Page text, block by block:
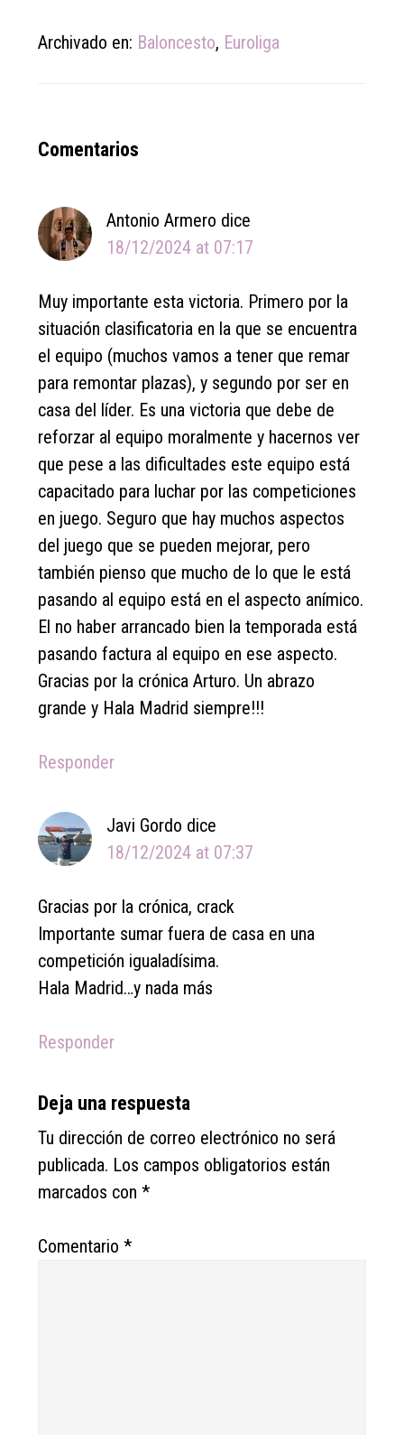
Archivado en: Baloncesto, Euroliga
Reader
Comentarios
Antonio Armero dice
18/12/2024 at 07:17
Muy importante esta victoria. Primero por la
situación clasificatoria en la que se encuentra
el equipo (muchos vamos a tener que remar
para remontar plazas), y segundo por ser en
casa del líder. Es una victoria que debe de
reforzar al equipo moralmente y hacernos ver
que pese a las dificultades este equipo está
capacitado para luchar por las competiciones
en juego. Seguro que hay muchos aspectos
del juego que se pueden mejorar, pero
también pienso que mucho de lo que le está
pasando al equipo está en el aspecto anímico.
El no haber arrancado bien la temporada está
pasando factura al equipo en ese aspecto.
Gracias por la crónica Arturo. Un abrazo
grande y Hala Madrid siempre!!!
Responder
Javi Gordo dice
18/12/2024 at 07:37
Gracias por la crónica, crack
Importante sumar fuera de casa en una
competición igualadísima.
Hala Madrid…y nada más
Responder
Deja una respuesta
Tu dirección de correo electrónico no será
publicada. Los campos obligatorios están
marcados con*
Comentario*